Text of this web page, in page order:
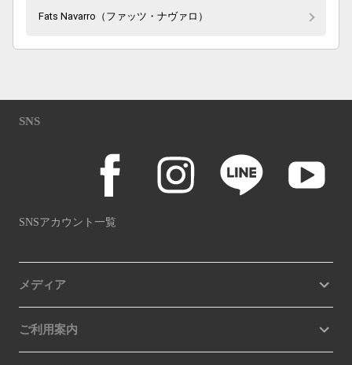
Fats Navarro（ファッツ・ナヴァロ）
SNS
SNSアカウント一覧
メディア
ご利用案内